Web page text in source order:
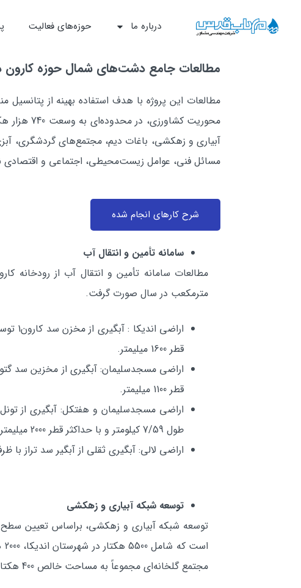
درباره ما حوزه‌‌های فعالیت
مطالعات جامع دشت‌هاي شمال حوزه كارون
مطالعات اين پروژه با هدف استفاده بهينه از
محوريت
آبياري و زهكشي، باغات ديم، مجتمع‌هاي گردشگري،
مسائل فني، عوامل زيست‌محيطي، اجتماعي و اقتصادي
شرح کارهاي انجام شده
سامانه تأمين و انتقال آب
مترمكعب در سال صورت گرفت.
قطر 1600 ميليمتر.
قطر 1100 ميليمتر.
طول 7/59 كيلومتر و با حداكثر قطر 2000 ميليمتر.
اراضي لالي: آبگيري ثقلي از آبگير سد تراز با ظرفيت 5/1 مترمكعب در ثانيه توسط خط لوله فايبرگلاس به طول 4/5 كيلومتر و با حداكثر قطر
توسعه شبكه آبياري و زهكشي
مجتمع گلخانه‌اي مجموعاً به مساحت خالص 400 هكتار (هر شهرستان يك مجتمع 100 هكتاري) می‌شود.